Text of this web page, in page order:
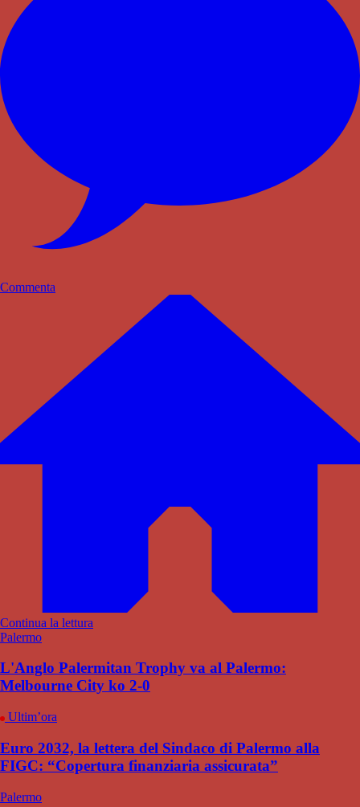
Commenta
Continua la lettura
Palermo
L'Anglo Palermitan Trophy va al Palermo:
Melbourne City ko 2-0
Ultim’ora
Euro 2032, la lettera del Sindaco di Palermo alla
FIGC: “Copertura finanziaria assicurata”
Palermo